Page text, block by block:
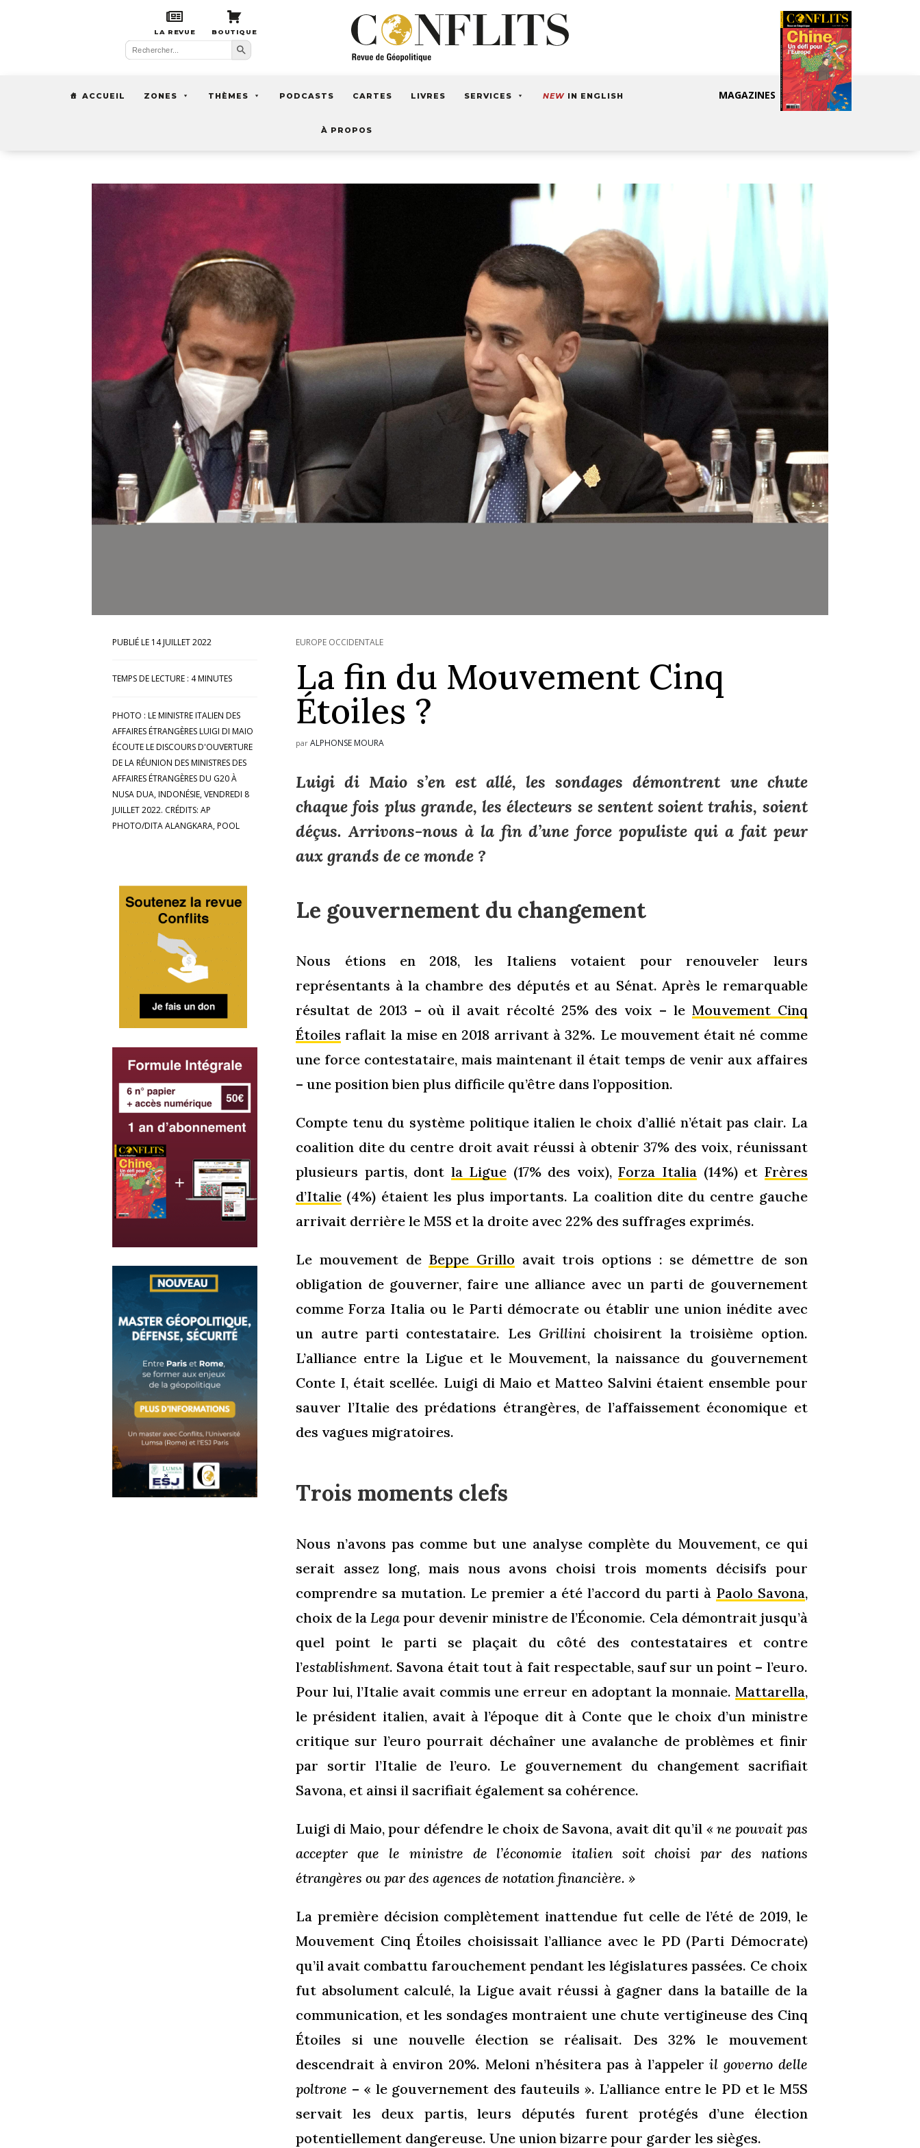
LA REVUE BOUTIQUE
Search
for:
Search Button
ACCUEIL ZONES THÈMES PODCASTS CARTES LIVRES SERVICES NEW IN ENGLISH
À PROPOS
MAGAZINES
14 JUILLET 2022
TEMPS DE LECTURE : 4MINUTES
PHOTO : LE MINISTRE ITALIEN DES
AFFAIRES ÉTRANGÈRES LUIGI DI MAIO
ÉCOUTE LE DISCOURS D'OUVERTURE
DE LA RÉUNION DES MINISTRES DES
AFFAIRES ÉTRANGÈRES DU G20 À
NUSA DUA, INDONÉSIE, VENDREDI 8
JUILLET 2022. CRÉDITS: AP
PHOTO/DITA ALANGKARA, POOL
EUROPE OCCIDENTALE
La fin du Mouvement Cinq
Étoiles ?
parALPHONSE MOURA
Luigi di Maio s’en est allé, les sondages démontrent une chute
chaque fois plus grande, les électeurs se sentent soient trahis, soient
déçus. Arrivons-nous à la fin d’une force populiste qui a fait peur
aux grands de ce monde ?
Le gouvernement du changement
Nous étions en 2018, les Italiens votaient pour renouveler leurs
représentants à la chambre des députés et au Sénat. Après le remarquable
résultat de 2013 – où il avait récolté 25% des voix – le Mouvement Cinq
Étoiles raflait la mise en 2018 arrivant à 32%. Le mouvement était né comme
une force contestataire, mais maintenant il était temps de venir aux affaires
– une position bien plus difficile qu’être dans l’opposition.
Compte tenu du système politique italien le choix d’allié n’était pas clair. La
coalition dite du centre droit avait réussi à obtenir 37% des voix, réunissant
plusieurs partis, dont la Ligue (17% des voix),Forza Italia (14%) et Frères
d’Italie (4%) étaient les plus importants. La coalition dite du centre gauche
arrivait derrière le M5S et la droite avec 22% des suffrages exprimés.
Le mouvement de Beppe Grillo avait trois options : se démettre de son
obligation de gouverner, faire une alliance avec un parti de gouvernement
comme Forza Italia ou le Parti démocrate ou établir une union inédite avec
un autre parti contestataire. Les Grillini choisirent la troisième option.
L’alliance entre la Ligue et le Mouvement, la naissance du gouvernement
Conte I, était scellée. Luigi di Maio et Matteo Salvini étaient ensemble pour
sauver l’Italie des prédations étrangères, de l’affaissement économique et
des vagues migratoires.
Trois moments clefs
Nous n’avons pas comme but une analyse complète du Mouvement, ce qui
serait assez long, mais nous avons choisi trois moments décisifs pour
comprendre sa mutation. Le premier a été l’accord du parti à Paolo Savona,
choix de la Legapour devenir ministre de l’Économie. Cela démontrait jusqu’à
quel point le parti se plaçait du côté des contestataires et contre
l’establishment. Savona était tout à fait respectable, sauf sur un point – l’euro.
Pour lui, l’Italie avait commis une erreur en adoptant la monnaie. Mattarella,
le président italien, avait à l’époque dit à Conte que le choix d’un ministre
critique sur l’euro pourrait déchaîner une avalanche de problèmes et finir
par sortir l’Italie de l’euro. Le gouvernement du changement sacrifiait
Savona, et ainsi il sacrifiait également sa cohérence.
Luigi di Maio, pour défendre le choix de Savona, avait dit qu’il « ne pouvait pas
accepter que le ministre de l’économie italien soit choisi par des nations
étrangères ou par des agences de notation financière. »
La première décision complètement inattendue fut celle de l’été de 2019, le
Mouvement Cinq Étoiles choisissait l’alliance avec le PD (Parti Démocrate)
qu’il avait combattu farouchement pendant les législatures passées. Ce choix
fut absolument calculé, la Ligue avait réussi à gagner dans la bataille de la
communication, et les sondages montraient une chute vertigineuse des Cinq
Étoiles si une nouvelle élection se réalisait. Des 32% le mouvement
descendrait à environ 20%. Meloni n’hésitera pas à l’appeleril governo delle
poltrone – « le gouvernement des fauteuils ». L’alliance entre le PD et le M5S
servait les deux partis, leurs députés furent protégés d’une élection
potentiellement dangereuse. Une union bizarre pour garder les sièges.